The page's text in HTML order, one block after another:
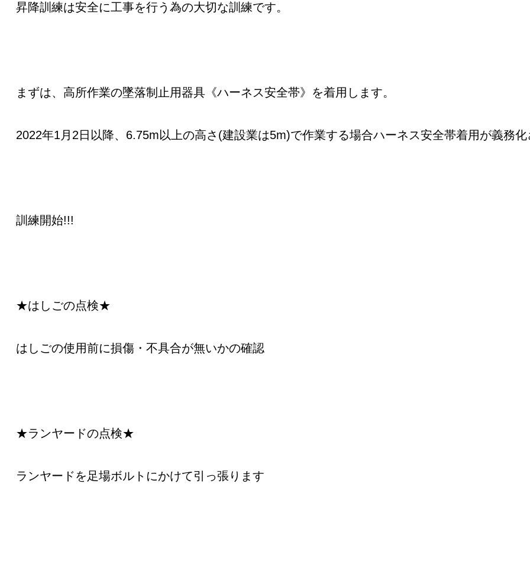
昇降訓練は安全に工事を行う為の大切な訓練です。
まずは、高所作業の墜落制止用器具《ハーネス安全帯》を着用します。
2022年1月2日以降、6.75m以上の高さ(建設業は5m)で作業する場合ハーネス安全帯着用が義務
訓練開始!!!
★はしごの点検★
はしごの使用前に損傷・不具合が無いかの確認
★ランヤードの点検★
ランヤードを足場ボルトにかけて引っ張ります